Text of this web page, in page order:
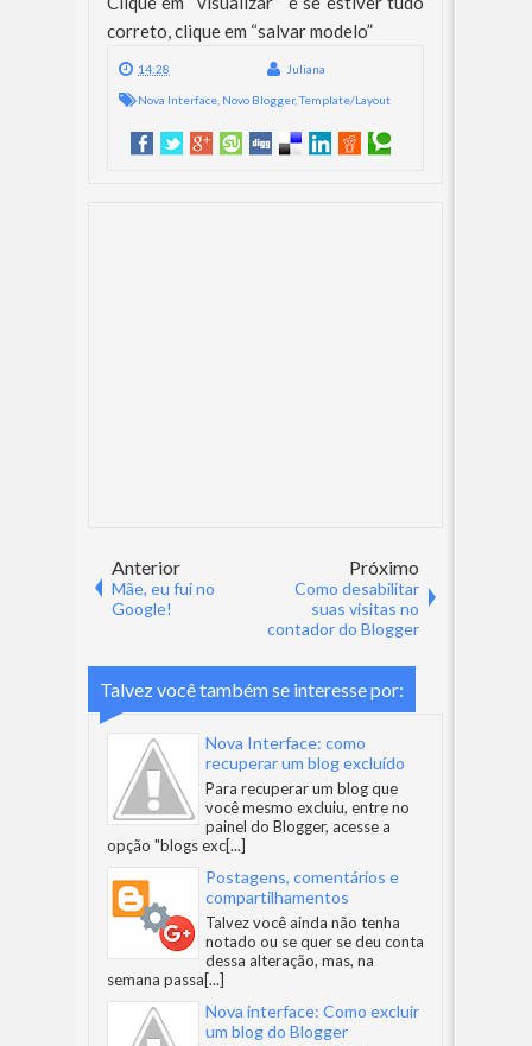
correto, clique em “salvar modelo”
14:28 Juliana
Nova Interface Novo Blogger,Template/Layout
Anterior
Mãe, eu fui no
Google!
Próximo
Como desabilitar
suas visitas no
contador do Blogger
Talvez você também se interesse por:
Nova Interface: como
recuperar um blog excluído
Para recuperar um blog que
você mesmo excluiu, entre no
painel do Blogger, acesse a
opção "blogs exc[...]
Postagens, comentários e
compartilhamentos
Talvez você ainda não tenha
notado ou se quer se deu conta
dessa alteração, mas, na
semana passa[...]
Nova interface: Como excluir
um blog do Blogger